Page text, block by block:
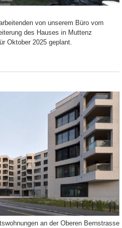
von unserem Büro vom
des Hauses in Muttenz
Oktober 2025 geplant.
an der Oberen Bernstrasse